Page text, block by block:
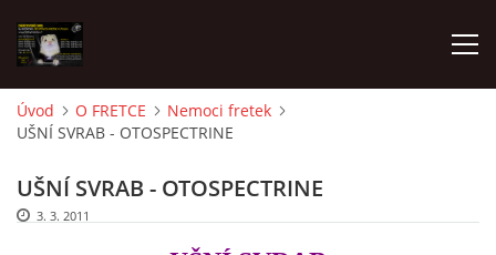
AKTUALITY
FRETKY V ÚTULKU
Úvod O FRETCE
Nemoci fretek
UŠNÍ SVRAB - OTOSPECTRINE
UŠNÍ SVRAB - OTOSPECTRINE
3. 3. 2011